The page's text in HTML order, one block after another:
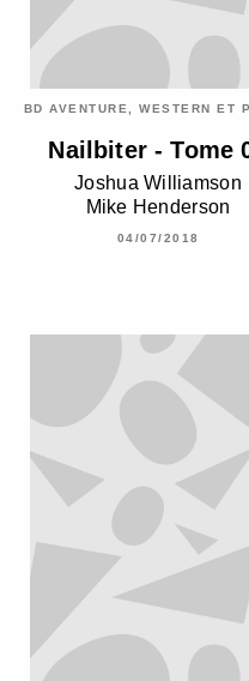
BD AVENTURE, WESTERN ET
Nailbiter - Tome
Joshua Williamson
Mike Henderson
04/07/2018